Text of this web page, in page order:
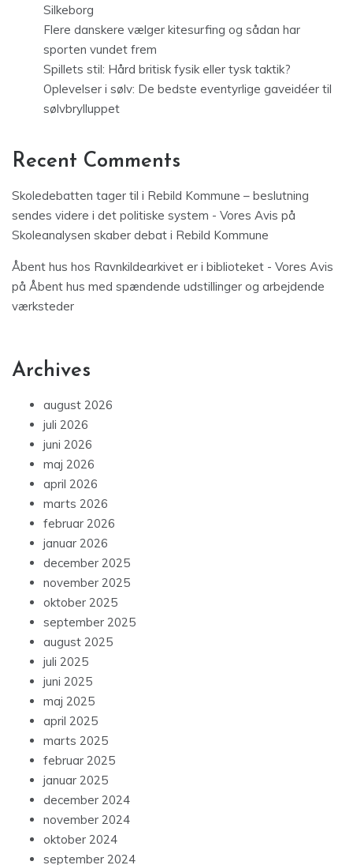
Silkeborg
Flere danskere vælger kitesurfing og sådan har
sporten vundet frem
Spillets stil: Hård britisk fysik eller tysk taktik?
Oplevelser i sølv: De bedste eventyrlige gaveidéer til
sølvbrylluppet
Recent Comments
Skoledebatten tager til i Rebild Kommune – beslutning
sendes videre i det politiske system - Vores Avis på
Skoleanalysen skaber debat i Rebild Kommune
Åbent hus hos Ravnkildearkivet er i biblioteket - Vores Avis
på Åbent hus med spændende udstillinger og arbejdende
værksteder
Archives
august 2026
juli 2026
juni 2026
maj 2026
april 2026
marts 2026
februar 2026
januar 2026
december 2025
november 2025
oktober 2025
september 2025
august 2025
juli 2025
juni 2025
maj 2025
april 2025
marts 2025
februar 2025
januar 2025
december 2024
november 2024
oktober 2024
september 2024